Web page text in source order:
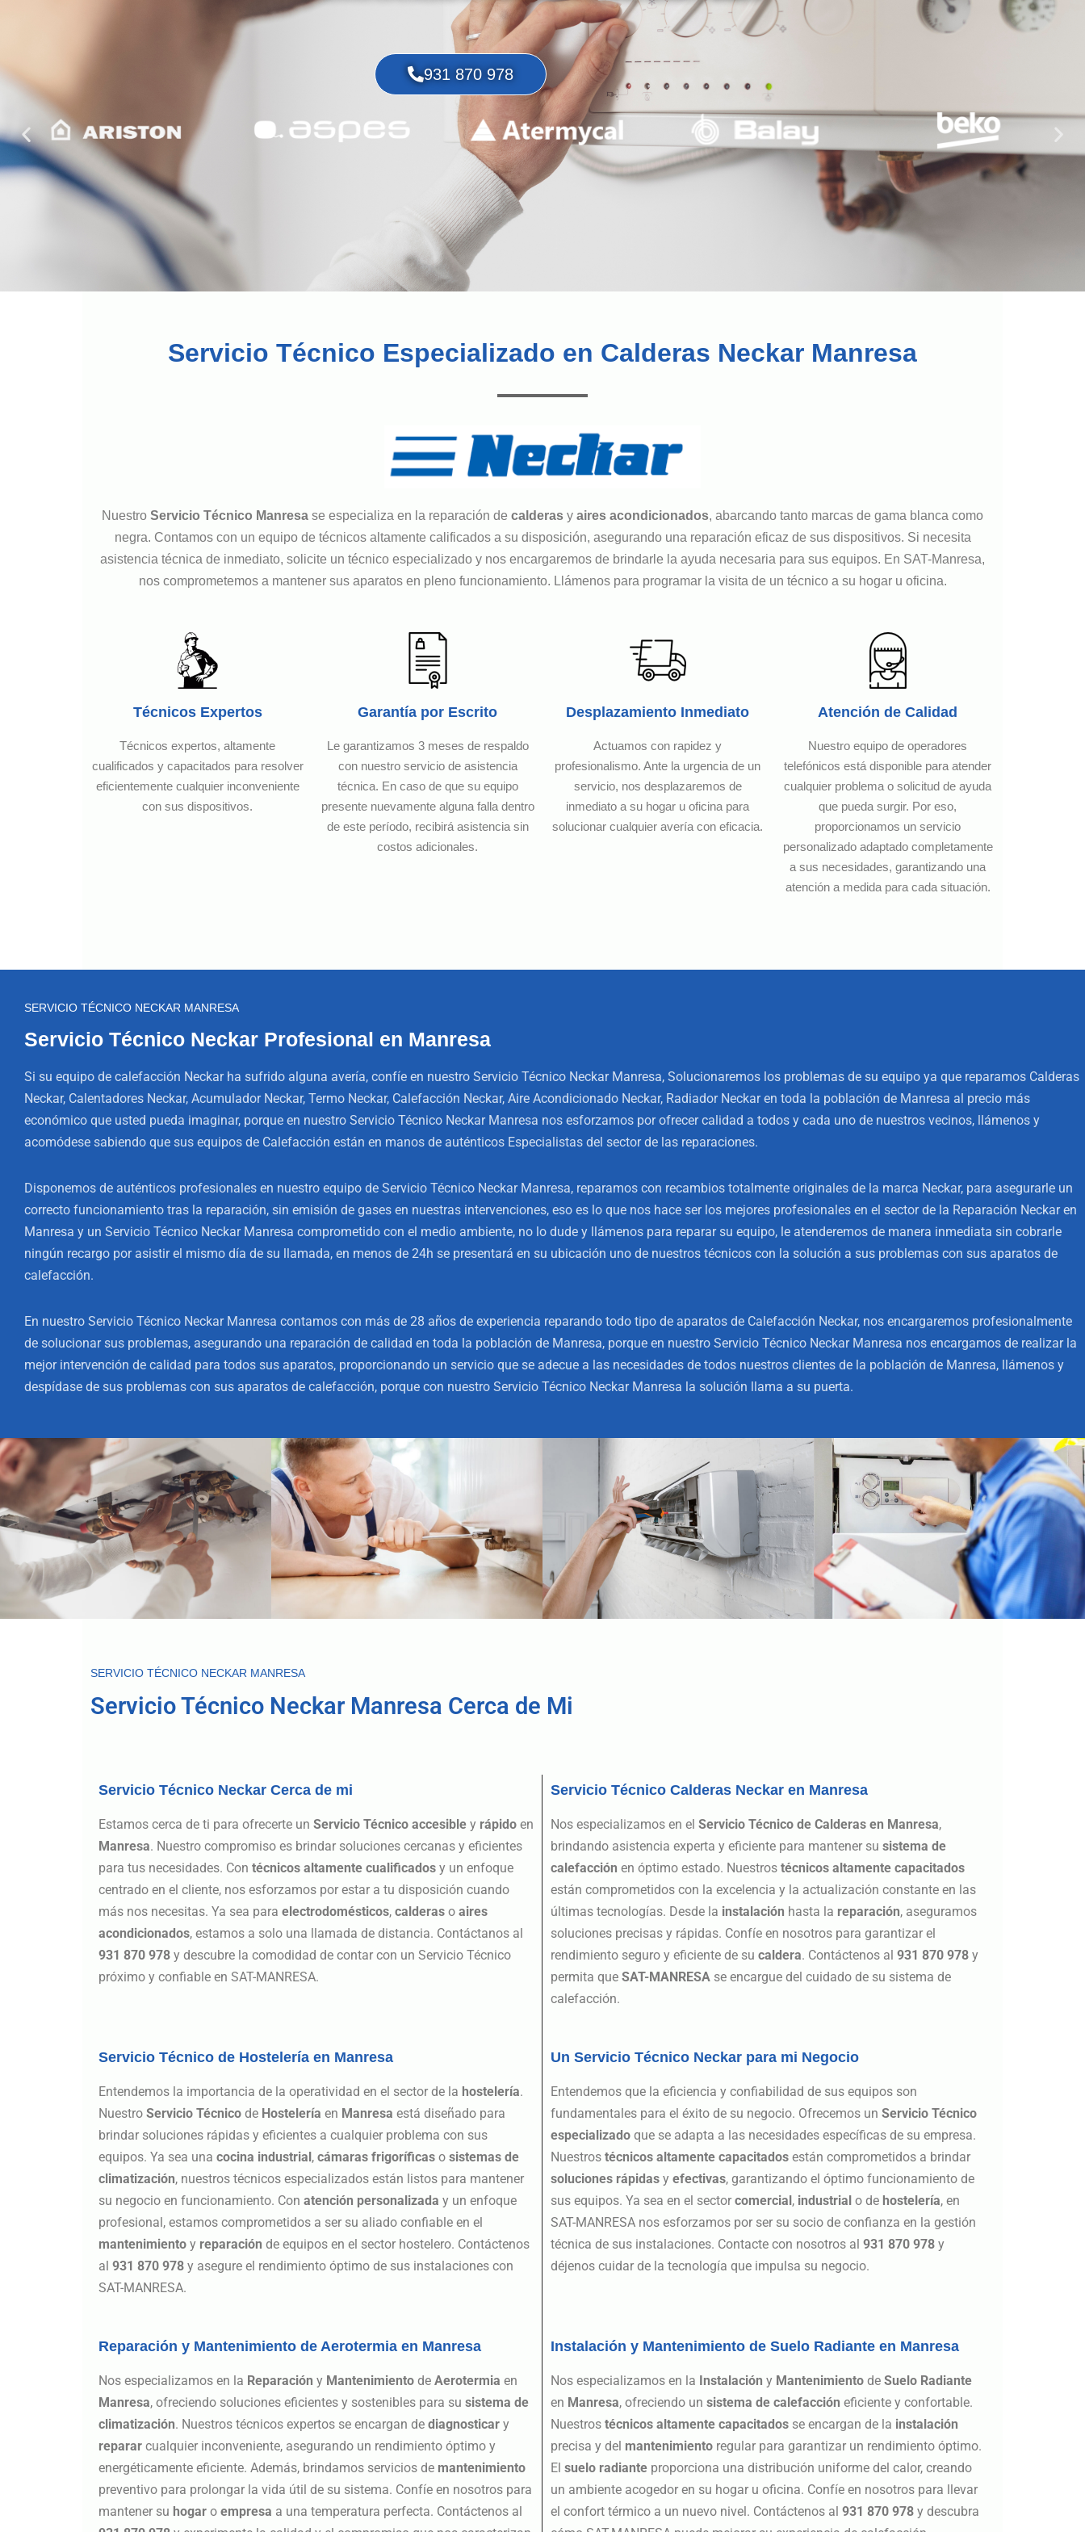
931 870 978
Servicio Técnico Especializado en Calderas Neckar Manresa
Nuestro Servicio Técnico Manresa se especializa en la reparación de calderas y aires acondicionados, abarcando tanto marcas de gama blanca como
negra. Contamos con un equipo de técnicos altamente calificados a su disposición, asegurando una reparación eficaz de sus dispositivos. Si necesita
asistencia técnica de inmediato, solicite un técnico especializado y nos encargaremos de brindarle la ayuda necesaria para sus equipos. En SAT-Manresa,
nos comprometemos a mantener sus aparatos en pleno funcionamiento. Llámenos para programar la visita de un técnico a su hogar u oficina.
Técnicos Expertos
Técnicos expertos, altamente
cualificados y capacitados para resolver
eficientemente cualquier inconveniente
con sus dispositivos.
Garantía por Escrito
Le garantizamos 3 meses de respaldo
con nuestro servicio de asistencia
técnica. En caso de que su equipo
presente nuevamente alguna falla dentro
de este período, recibirá asistencia sin
costos adicionales.
Desplazamiento Inmediato
Actuamos con rapidez y
profesionalismo. Ante la urgencia de un
servicio, nos desplazaremos de
inmediato a su hogar u oficina para
solucionar cualquier avería con eficacia.
Atención de Calidad
Nuestro equipo de operadores
telefónicos está disponible para atender
cualquier problema o solicitud de ayuda
que pueda surgir. Por eso,
proporcionamos un servicio
personalizado adaptado completamente
a sus necesidades, garantizando una
atención a medida para cada situación.
SERVICIO TÉCNICO NECKAR MANRESA
Servicio Técnico Neckar Profesional en Manresa
Si su equipo de calefacción Neckar ha sufrido alguna avería, confíe en nuestro Servicio Técnico Neckar Manresa, Solucionaremos los problemas de su equipo ya que reparamos Calderas
Neckar, Calentadores Neckar, Acumulador Neckar, Termo Neckar, Calefacción Neckar, Aire Acondicionado Neckar, Radiador Neckar en toda la población de Manresa al precio más
económico que usted pueda imaginar, porque en nuestro Servicio Técnico Neckar Manresa nos esforzamos por ofrecer calidad a todos y cada uno de nuestros vecinos, llámenos y
acomódese sabiendo que sus equipos de Calefacción están en manos de auténticos Especialistas del sector de las reparaciones.
Disponemos de auténticos profesionales en nuestro equipo de Servicio Técnico Neckar Manresa, reparamos con recambios totalmente originales de la marca Neckar, para asegurarle un
correcto funcionamiento tras la reparación, sin emisión de gases en nuestras intervenciones, eso es lo que nos hace ser los mejores profesionales en el sector de la Reparación Neckar en
Manresa y un Servicio Técnico Neckar Manresa comprometido con el medio ambiente, no lo dude y llámenos para reparar su equipo, le atenderemos de manera inmediata sin cobrarle
ningún recargo por asistir el mismo día de su llamada, en menos de 24h se presentará en su ubicación uno de nuestros técnicos con la solución a sus problemas con sus aparatos de
calefacción.
En nuestro Servicio Técnico Neckar Manresa contamos con más de 28 años de experiencia reparando todo tipo de aparatos de Calefacción Neckar, nos encargaremos profesionalmente
de solucionar sus problemas, asegurando una reparación de calidad en toda la población de Manresa, porque en nuestro Servicio Técnico Neckar Manresa nos encargamos de realizar la
mejor intervención de calidad para todos sus aparatos, proporcionando un servicio que se adecue a las necesidades de todos nuestros clientes de la población de Manresa, llámenos y
despídase de sus problemas con sus aparatos de calefacción, porque con nuestro Servicio Técnico Neckar Manresa la solución llama a su puerta.
SERVICIO TÉCNICO NECKAR MANRESA
Servicio Técnico Neckar Manresa Cerca de Mi
Servicio Técnico Neckar Cerca de mi
Estamos cerca de ti para ofrecerte un Servicio Técnico accesible y rápido en
Manresa. Nuestro compromiso es brindar soluciones cercanas y eficientes
para tus necesidades. Con técnicos altamente cualificados y un enfoque
centrado en el cliente, nos esforzamos por estar a tu disposición cuando
más nos necesitas. Ya sea para electrodomésticos, calderas o aires
acondicionados, estamos a solo una llamada de distancia. Contáctanos al
931 870 978 y descubre la comodidad de contar con un Servicio Técnico
próximo y confiable en SAT-MANRESA.
Servicio Técnico Calderas Neckar en Manresa
Nos especializamos en el Servicio Técnico de Calderas en Manresa,
brindando asistencia experta y eficiente para mantener su sistema de
calefacción en óptimo estado. Nuestros técnicos altamente capacitados
están comprometidos con la excelencia y la actualización constante en las
últimas tecnologías. Desde la instalación hasta la reparación, aseguramos
soluciones precisas y rápidas. Confíe en nosotros para garantizar el
rendimiento seguro y eficiente de su caldera. Contáctenos al 931 870 978 y
permita que SAT-MANRESA se encargue del cuidado de su sistema de
calefacción.
Servicio Técnico de Hostelería en Manresa
Entendemos la importancia de la operatividad en el sector de la hostelería.
Nuestro Servicio Técnico de Hostelería en Manresa está diseñado para
brindar soluciones rápidas y eficientes a cualquier problema con sus
equipos. Ya sea una cocina industrial, cámaras frigoríficas o sistemas de
climatización, nuestros técnicos especializados están listos para mantener
su negocio en funcionamiento. Con atención personalizada y un enfoque
profesional, estamos comprometidos a ser su aliado confiable en el
mantenimiento y reparación de equipos en el sector hostelero. Contáctenos
al 931 870 978 y asegure el rendimiento óptimo de sus instalaciones con
SAT-MANRESA.
Un Servicio Técnico Neckar para mi Negocio
Entendemos que la eficiencia y confiabilidad de sus equipos son
fundamentales para el éxito de su negocio. Ofrecemos un Servicio Técnico
especializado que se adapta a las necesidades específicas de su empresa.
Nuestros técnicos altamente capacitados están comprometidos a brindar
soluciones rápidas y efectivas, garantizando el óptimo funcionamiento de
sus equipos. Ya sea en el sector comercial, industrial o de hostelería, en
SAT-MANRESA nos esforzamos por ser su socio de confianza en la gestión
técnica de sus instalaciones. Contacte con nosotros al 931 870 978 y
déjenos cuidar de la tecnología que impulsa su negocio.
Reparación y Mantenimiento de Aerotermia en Manresa
Nos especializamos en la Reparación y Mantenimiento de Aerotermia en
Manresa, ofreciendo soluciones eficientes y sostenibles para su sistema de
climatización. Nuestros técnicos expertos se encargan de diagnosticar y
reparar cualquier inconveniente, asegurando un rendimiento óptimo y
energéticamente eficiente. Además, brindamos servicios de mantenimiento
preventivo para prolongar la vida útil de su sistema. Confíe en nosotros para
mantener su hogar o empresa a una temperatura perfecta. Contáctenos al
Instalación y Mantenimiento de Suelo Radiante en Manresa
Nos especializamos en la Instalación y Mantenimiento de Suelo Radiante
en Manresa, ofreciendo un sistema de calefacción eficiente y confortable.
Nuestros técnicos altamente capacitados se encargan de la instalación
precisa y del mantenimiento regular para garantizar un rendimiento óptimo.
El suelo radiante proporciona una distribución uniforme del calor, creando
un ambiente acogedor en su hogar u oficina. Confíe en nosotros para llevar
el confort térmico a un nuevo nivel. Contáctenos al 931 870 978 y descubra